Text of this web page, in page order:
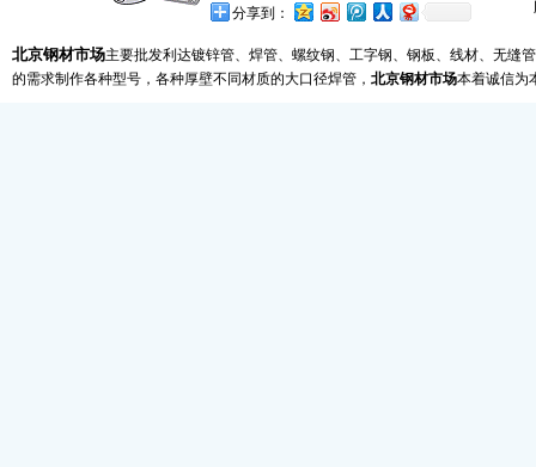
分享到：
北京钢材市场主要批发利达镀锌管、焊管、螺纹钢、工字钢、钢板、线材、无缝
的需求制作各种型号，各种厚壁不同材质的大口径焊管， 北京钢材市场本着诚信为